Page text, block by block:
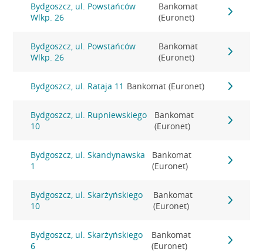
Bydgoszcz, ul. Powstańców
Wlkp. 26
Bankomat
(Euronet)
Bydgoszcz, ul. Powstańców
Wlkp. 26
Bankomat
(Euronet)
Bydgoszcz, ul. Rataja 11 Bankomat (Euronet)
Bydgoszcz, ul. Rupniewskiego
10
Bankomat
(Euronet)
Bydgoszcz, ul. Skandynawska
1
Bankomat
(Euronet)
Bydgoszcz, ul. Skarżyńskiego
10
Bankomat
(Euronet)
Bydgoszcz, ul. Skarżyńskiego
6
Bankomat
(Euronet)